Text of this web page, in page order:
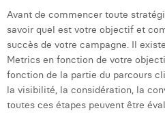
Hanne Van Loock
Janne Beke
Jonas Geiregat
Justine Cremer
Avant de commencer toute
savoir quel est votre objectif et
succès de votre campagne. Il
Metrics en fonction de votre
fonction de la partie du parcours
la visibilité, la considération, la
toutes ces étapes peuvent être